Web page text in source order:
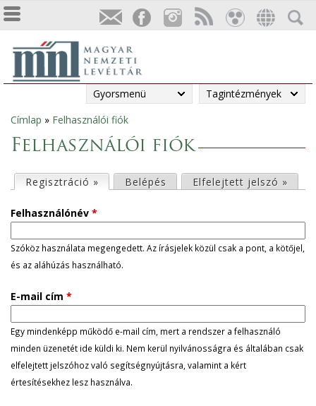
Gyorsmenü Tagintézmények
Jelenlegi
hely
Címlap » Felhasználói fiók
Felhasználói fiók
l
s
ő
d
l
e
g
Regisztráció » (aktív fül)
Belépés Elfelejtett jelszó »
Felhasználónév *
Szóköz használata megengedett. Az írásjelek közül csak a pont, a kötőjel,
és az aláhúzás használható.
E-mail cím *
Egy mindenképp működő e-mail cím, mert a rendszer a felhasználó
minden üzenetét ide küldi ki. Nem kerül nyilvánosságra és általában csak
elfelejtett jelszóhoz való segítségnyújtásra, valamint a kért
értesítésekhez lesz használva.